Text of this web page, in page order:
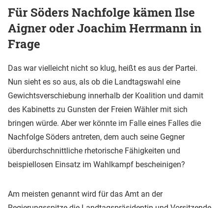
Für Söders Nachfolge kämen Ilse
Aigner oder Joachim Herrmann in
Frage
Das war vielleicht nicht so klug, heißt es aus der Partei.
Nun sieht es so aus, als ob die Landtagswahl eine
Gewichtsverschiebung innerhalb der Koalition und damit
des Kabinetts zu Gunsten der Freien Wähler mit sich
bringen würde. Aber wer könnte im Falle eines Falles die
Nachfolge Söders antreten, dem auch seine Gegner
überdurchschnittliche rhetorische Fähigkeiten und
beispiellosen Einsatz im Wahlkampf bescheinigen?
Am meisten genannt wird für das Amt an der